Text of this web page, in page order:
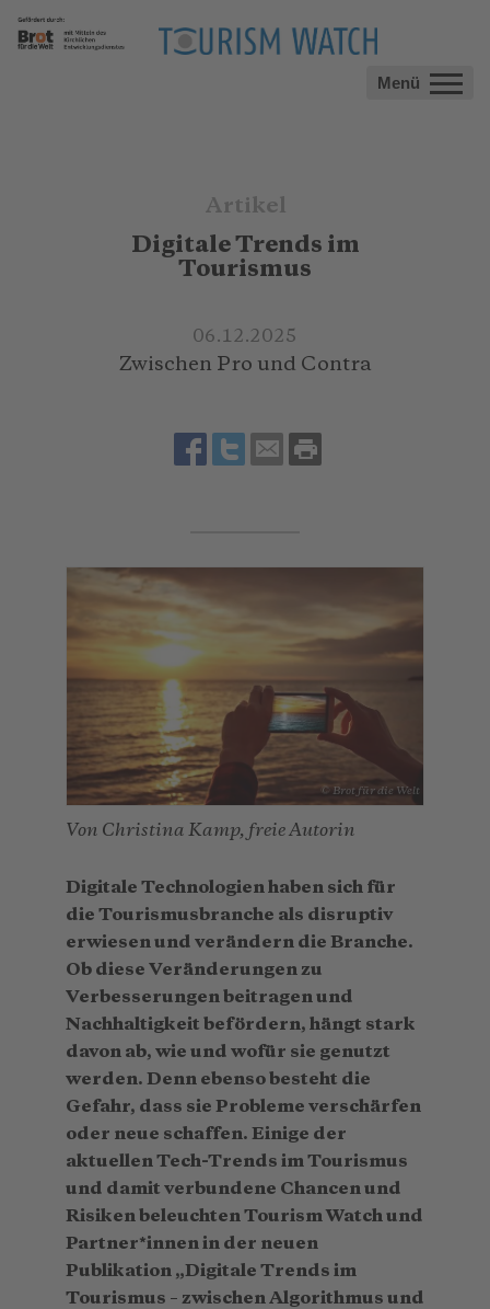
Menü
Artikel
Digitale Trends im
Tourismus
06.12.2025
Zwischen Pro und Contra
© Brot für die Welt
Von Christina Kamp, freie Autorin
Digitale Technologien haben sich für
die Tourismusbranche als disruptiv
erwiesen und verändern die Branche.
Ob diese Veränderungen zu
Verbesserungen beitragen und
Nachhaltigkeit befördern, hängt stark
davon ab, wie und wofür sie genutzt
werden. Denn ebenso besteht die
Gefahr, dass sie Probleme verschärfen
oder neue schaffen. Einige der
aktuellen Tech-Trends im Tourismus
und damit verbundene Chancen und
Risiken beleuchten Tourism Watch und
Partner*innen in der neuen
Publikation „Digitale Trends im
Tourismus – zwischen Algorithmus und